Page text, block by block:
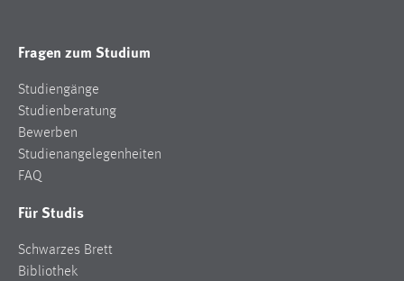
Fragen zum Studium
Studiengänge
Studienberatung
Bewerben
Studienangelegenheiten
FAQ
Für Studis
Schwarzes Brett
Bibliothek